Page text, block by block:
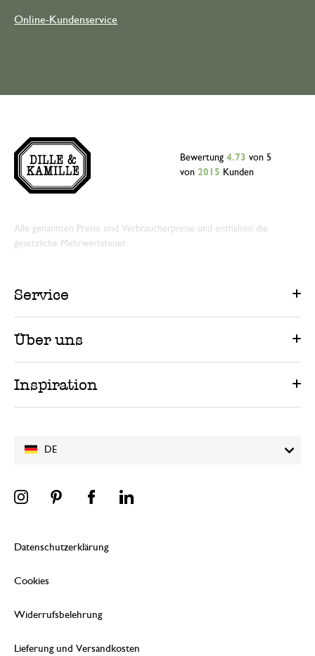
Online-Kundenservice
DE
Bewertung 4.73 von 5
von 2015 Kunden
Alle genannten Preise sind Verbraucherpreise und enthalten die
gesetzliche Mehrwertsteuer.
Service
Über uns
Inspiration
Datenschutzerklärung
Cookies
Widerrufsbelehrung
Lieferung und Versandkosten